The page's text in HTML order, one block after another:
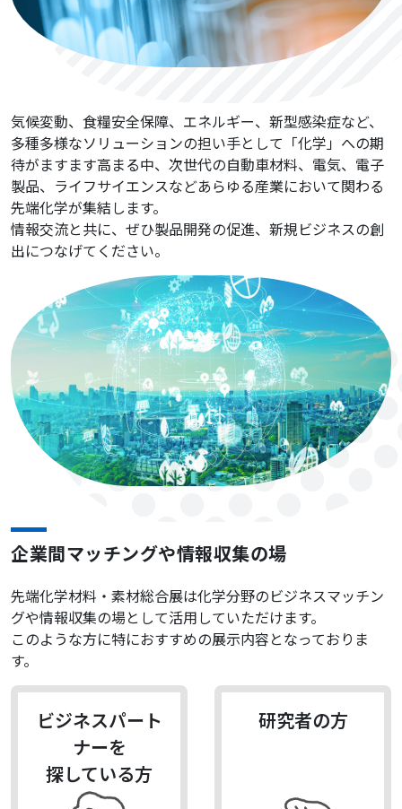
気候変動、食糧安全保障、エネルギー、新型感染症など、
多種多様なソリューションの担い手として「化学」への期
待がますます高まる中、次世代の自動車材料、電気、電子
製品、ライフサイエンスなどあらゆる産業において関わる
先端化学が集結します。
情報交流と共に、ぜひ製品開発の促進、新規ビジネスの創
出につなげてください。
企業間マッチングや情報収集の場
先端化学材料・素材総合展は化学分野のビジネスマッチン
グや情報収集の場として活用していただけます。
このような方に特におすすめの展示内容となっておりま
す。
ビジネスパート
ナーを
探している方
研究者の方